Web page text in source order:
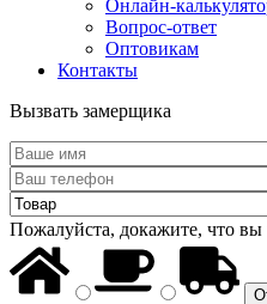
Онлайн-
Вопрос-ответ
Оптовикам
Контакты
Вызвать замерщика
Пожалуйста, докажите, что вы